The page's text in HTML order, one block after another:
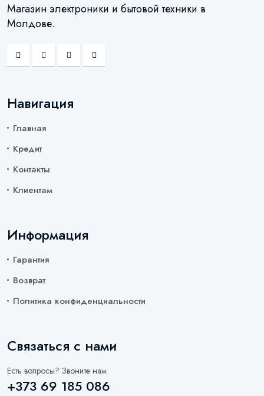
Магазин электроники и бытовой техники в
Молдове.
Навигация
Главная
Кредит
Контакты
Клиентам
Информация
Гарантия
Возврат
Политика конфиденциальности
Связаться с нами
Есть вопросы? Звоните нам
+373 69 185 086